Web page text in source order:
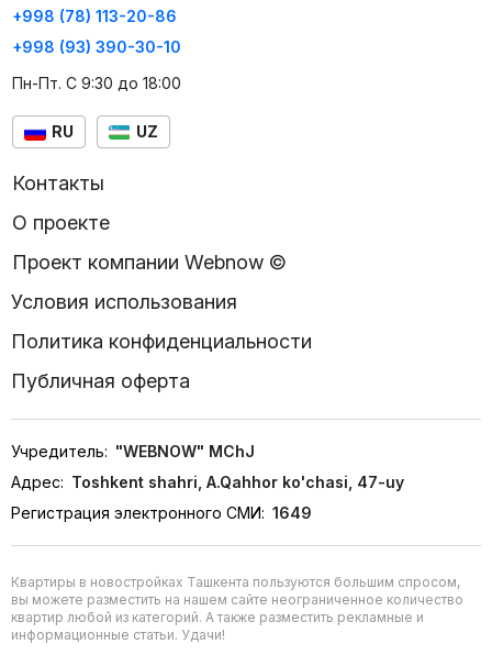
+998 (78) 113-20-86
+998 (93) 390-30-10
Пн-Пт. С 9:30 до 18:00
RU UZ
Контакты
О проекте
Проект компании Webnow ©
Условия использования
Политика конфиденциальности
Публичная оферта
Учредитель: "WEBNOW" MChJ
Адрес: Toshkent shahri, A.Qahhor ko'chasi, 47-uy
Регистрация электронного СМИ: 1649
Квартиры в новостройках Ташкента пользуются большим спросом,
вы можете разместить на нашем сайте неограниченное количество
квартир любой из категорий. А также разместить рекламные и
информационные статьи. Удачи!